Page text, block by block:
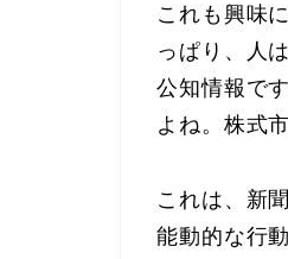
これも興味
っぱり、人
公知情報で
よね。株式
これは、新
能動的な行